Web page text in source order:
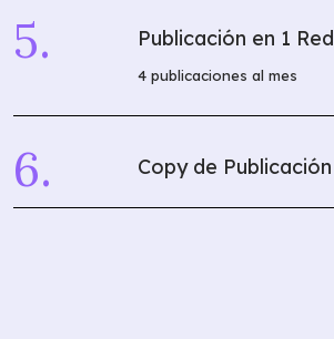
Publicación en 1 Red
4 publicaciones al mes
Copy de Publicación